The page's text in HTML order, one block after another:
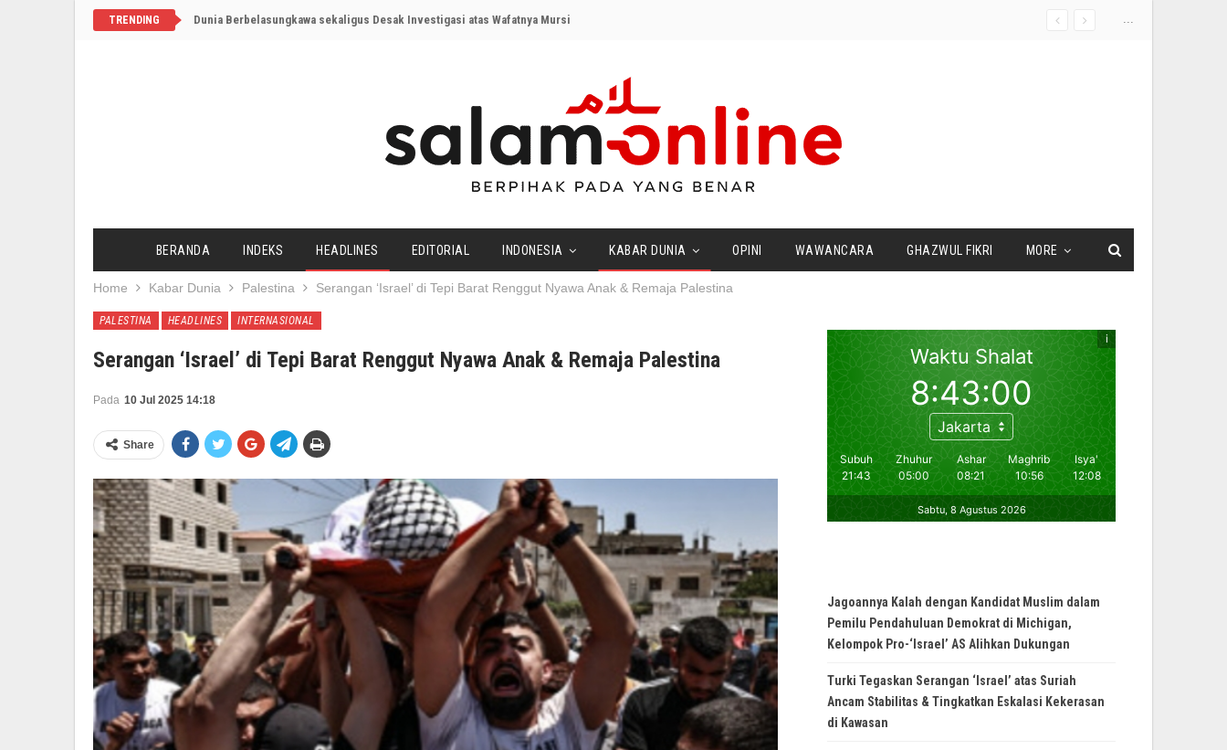
...
TRENDING Dunia Berbelasungkawa sekaligus Desak Investigasi atas Wafatnya Mursi
BERANDA INDEKS HEADLINES EDITORIAL INDONESIA KABAR DUNIA OPINI WAWANCARA GHAZWUL FIKRI MORE
Home Kabar Dunia Palestina Serangan ‘Israel’ di Tepi Barat Renggut Nyawa Anak & Remaja Palestina
PALESTINA HEADLINES INTERNASIONAL
Serangan ‘Israel’ di Tepi Barat Renggut Nyawa Anak & Remaja Palestina
Pada 10 Jul 2025 14:18
Share
Jagoannya Kalah dengan Kandidat Muslim dalam
Pemilu Pendahuluan Demokrat di Michigan,
Kelompok Pro-‘Israel’ AS Alihkan Dukungan
Turki Tegaskan Serangan ‘Israel’ atas Suriah
Ancam Stabilitas & Tingkatkan Eskalasi Kekerasan
di Kawasan